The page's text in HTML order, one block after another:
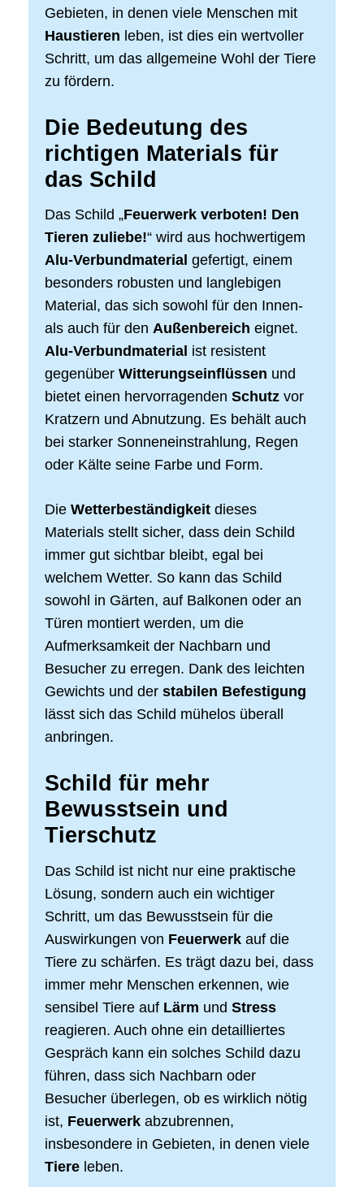
Gebieten, in denen viele Menschen mit
Haustieren leben, ist dies ein wertvoller
Schritt, um das allgemeine Wohl der Tiere
zu fördern.
Die Bedeutung des
richtigen Materials für
das Schild
Das Schild „Feuerwerk verboten! Den
Tieren zuliebe!“ wird aus hochwertigem
Alu-Verbundmaterial gefertigt, einem
besonders robusten und langlebigen
Material, das sich sowohl für den Innen-
als auch für den Außenbereich eignet.
Alu-Verbundmaterial ist resistent
gegenüber Witterungseinflüssen und
bietet einen hervorragenden Schutz vor
Kratzern und Abnutzung. Es behält auch
bei starker Sonneneinstrahlung, Regen
oder Kälte seine Farbe und Form.
Die Wetterbeständigkeit dieses
Materials stellt sicher, dass dein Schild
immer gut sichtbar bleibt, egal bei
welchem Wetter. So kann das Schild
sowohl in Gärten, auf Balkonen oder an
Türen montiert werden, um die
Aufmerksamkeit der Nachbarn und
Besucher zu erregen. Dank des leichten
Gewichts und der stabilen Befestigung
lässt sich das Schild mühelos überall
anbringen.
Schild für mehr
Bewusstsein und
Tierschutz
Das Schild ist nicht nur eine praktische
Lösung, sondern auch ein wichtiger
Schritt, um das Bewusstsein für die
Auswirkungen von Feuerwerk auf die
Tiere zu schärfen. Es trägt dazu bei, dass
immer mehr Menschen erkennen, wie
sensibel Tiere auf Lärm und Stress
reagieren. Auch ohne ein detailliertes
Gespräch kann ein solches Schild dazu
führen, dass sich Nachbarn oder
Besucher überlegen, ob es wirklich nötig
ist, Feuerwerk abzubrennen,
insbesondere in Gebieten, in denen viele
Tiere leben.